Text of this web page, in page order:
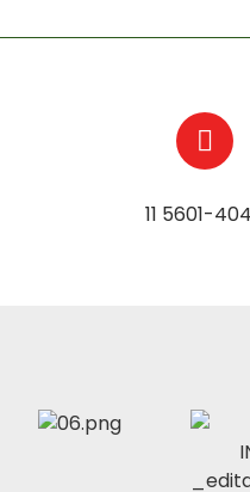
11 5601-